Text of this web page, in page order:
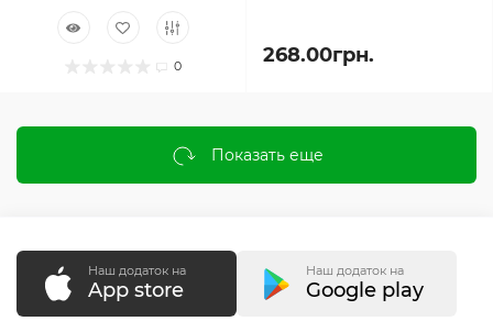
0 268.00грн.
Показать еще
Наш додаток на
App store
Наш додаток на
Google play